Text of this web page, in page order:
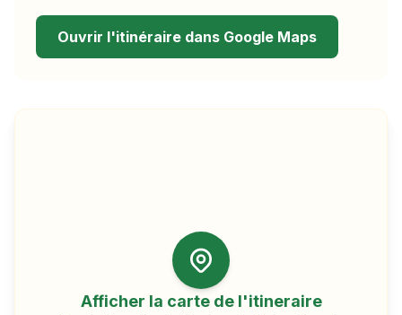
Ouvrir l'itinéraire dans Google Maps
Afficher la carte de l'itineraire